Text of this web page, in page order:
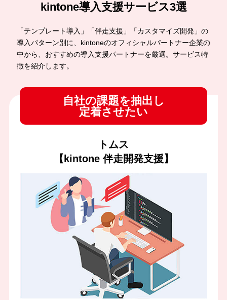
kintone導入支援サービス3選
「テンプレート導入」「伴走支援」「カスタマイズ開発」の
導入パターン別に、kintoneのオフィシャルパートナー企業の
中から、おすすめの導入支援パートナーを厳選。サービス特
徴を紹介します。
自社の課題を抽出し
定着させたい
トムス
【kintone 伴走開発支援】